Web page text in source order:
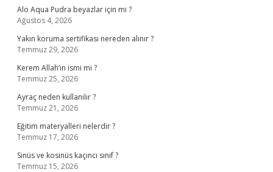
Alo Aqua Pudra beyazlar için mi ?
Ağustos 4, 2026
Yakın koruma sertifikası nereden alınır ?
Temmuz 29, 2026
Kerem Allah’ın ismi mi ?
Temmuz 25, 2026
Ayraç neden kullanılır ?
Temmuz 21, 2026
Eğitim materyalleri nelerdir ?
Temmuz 17, 2026
Sinüs ve kosinüs kaçıncı sınıf ?
Temmuz 15, 2026